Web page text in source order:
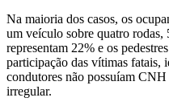
Na maioria dos casos, os
um veículo sobre quatro rodas,
representam 22% e os
participação das vítimas fatais,
condutores não possuíam
irregular.